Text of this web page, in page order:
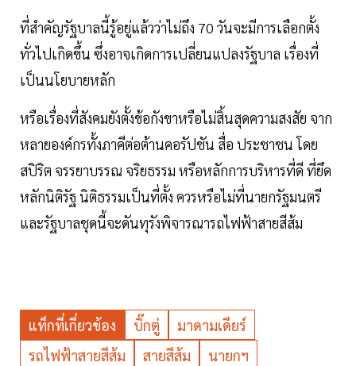
ที่สำคัญรัฐบาลนี้รู้อยู่แล้วว่าไม่ถึง 70 วันจะมีการเลือกตั้ง
ทั่วไปเกิดขึ้น ซึ่งอาจเกิดการเปลี่ยนแปลงรัฐบาล เรื่องที่
เป็นนโยบายหลัก
หรือเรื่องที่สังคมยังตั้งข้อกังขาหรือไม่สิ้นสุดความสงสัย จาก
หลายองค์กรทั้งภาคีต่อต้านคอรัปชัน สื่อ ประชาชน โดย
สปิริต จรรยาบรรณ จริยธรรม หรือหลักการบริหารที่ดี ที่ยึด
หลักนิติรัฐ นิติธรรมเป็นที่ตั้ง ควรหรือไม่ที่นายกรัฐมนตรี
และรัฐบาลชุดนี้จะดันทุรังพิจารณารถไฟฟ้าสายสีส้ม
แท็กที่เกี่ยวข้อง บิ๊กตู่
มาดามเดียร์
รถไฟฟ้าสายสีส้ม
สายสีส้ม
นายกฯ